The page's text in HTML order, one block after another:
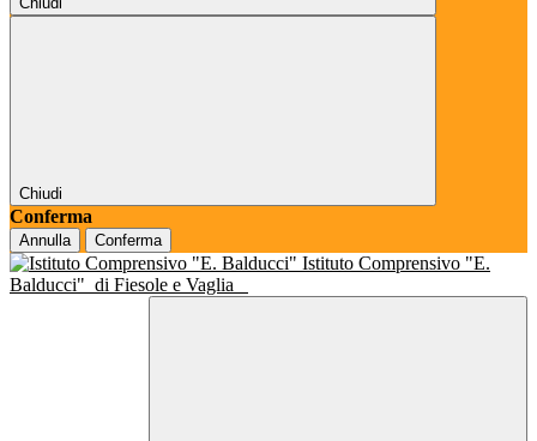
Chiudi
Conferma
Annulla Conferma
Istituto Comprensivo "E.
Balducci" di Fiesole e Vaglia